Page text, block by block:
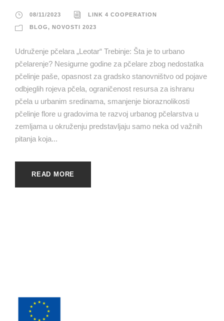
08/11/2023 LINK 4 COOPERATION
BLOG, NOVOSTI 2023
Udruženje pčelara „Leotar“ Trebinje: Šta je to urbano
pčelarenje? Nesigurne godine za pčelare zbog nedostatka
pčelinje paše, opasnost za gradsko stanovništvo od pojave
odbjeglih rojeva pčela, ograničenost resursa za ishranu
pčela u urbanim sredinama, smanjenje bioraznolikosti
pčelinje flore u gradovima te razvoj urbanog pčelarstva u
zemljama u okruženju predstavljaju samo neka od važnih
pitanja koja...
READ MORE